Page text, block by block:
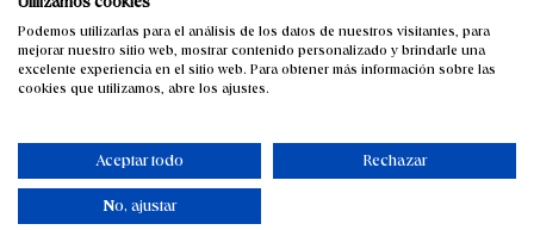
Podemos utilizarlas para el análisis de los datos de nuestros visitantes, para
mejorar nuestro sitio web, mostrar contenido personalizado y brindarle una
excelente experiencia en el sitio web. Para obtener más información sobre las
cookies que utilizamos, abre los ajustes.
Aceptar todo Rechazar
No, ajustar